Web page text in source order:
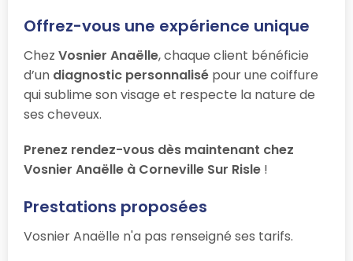
Offrez-vous une expérience unique
Chez Vosnier Anaëlle, chaque client bénéficie
d’un diagnostic personnalisé pour une coiffure
qui sublime son visage et respecte la nature de
ses cheveux.
Prenez rendez-vous dès maintenant chez
Vosnier Anaëlle à Corneville Sur Risle !
Prestations proposées
Vosnier Anaëlle n'a pas renseigné ses tarifs.